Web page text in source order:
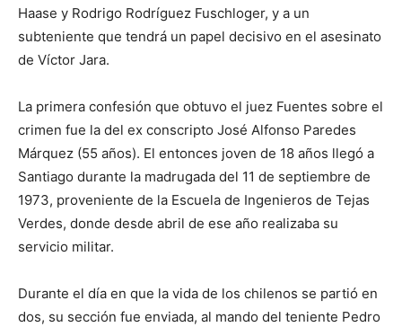
Haase y Rodrigo Rodríguez Fuschloger, y a un
subteniente que tendrá un papel decisivo en el asesinato
de Víctor Jara.
La primera confesión que obtuvo el juez Fuentes sobre el
crimen fue la del ex conscripto José Alfonso Paredes
Márquez (55 años). El entonces joven de 18 años llegó a
Santiago durante la madrugada del 11 de septiembre de
1973, proveniente de la Escuela de Ingenieros de Tejas
Verdes, donde desde abril de ese año realizaba su
servicio militar.
Durante el día en que la vida de los chilenos se partió en
dos, su sección fue enviada, al mando del teniente Pedro